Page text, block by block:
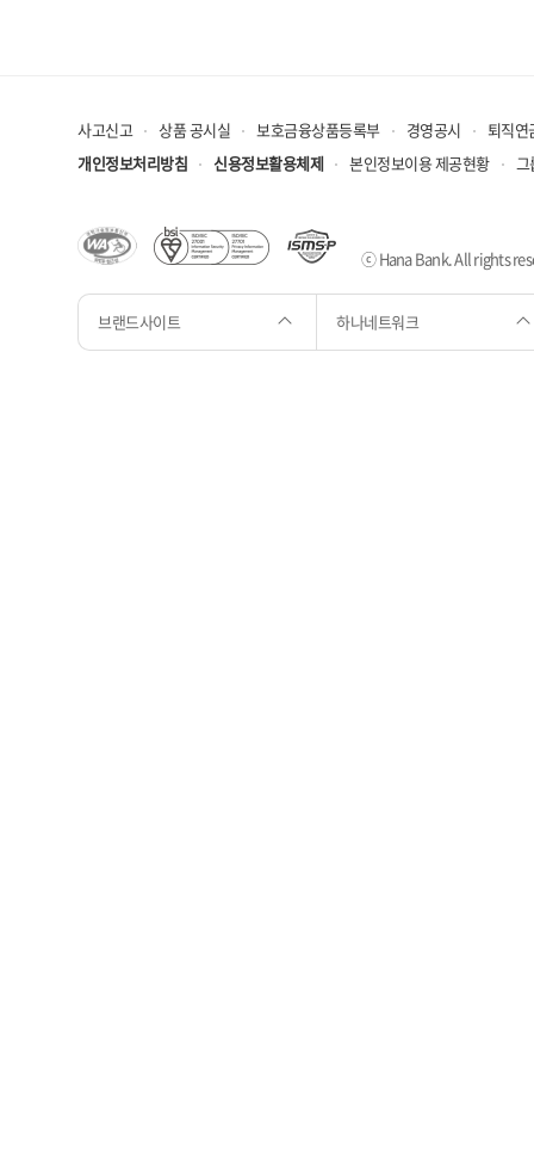
사고신고 상품 공시실 보호금융상품등록부 경영공시
퇴직연
개인정보처리방침
신용정보활용체제 본인정보이용 제공현황 그
ⓒ Hana Bank. All rights
브랜드사이트 하나네트워크